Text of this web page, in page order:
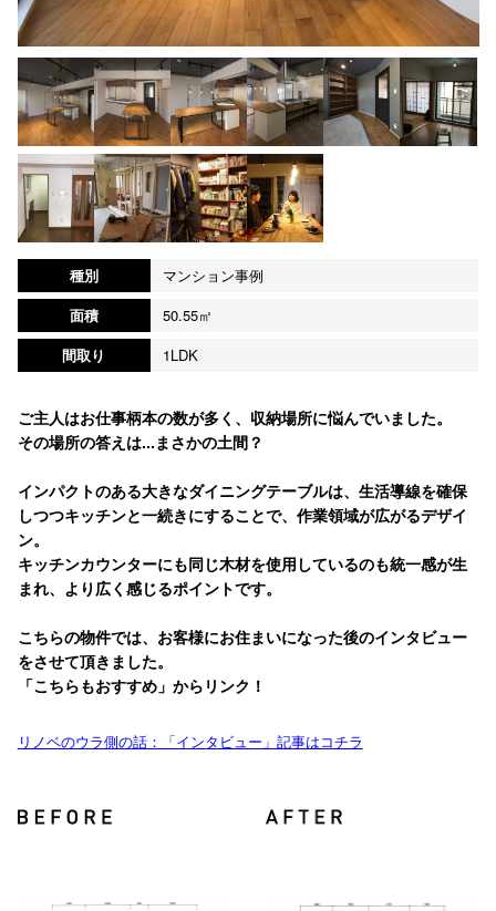
種別
マンション事例
面積
50.55㎡
間取り
1LDK
ご主人はお仕事柄本の数が多く、収納場所に悩んでいました。
その場所の答えは...まさかの土間？
インパクトのある大きなダイニングテーブルは、生活導線を確保
しつつキッチンと一続きにすることで、作業領域が広がるデザイ
ン。
キッチンカウンターにも同じ木材を使用しているのも統一感が生
まれ、より広く感じるポイントです。
こちらの物件では、お客様にお住まいになった後のインタビュー
をさせて頂きました。
「こちらもおすすめ」からリンク！
リノベのウラ側の話：「インタビュー」記事はコチラ